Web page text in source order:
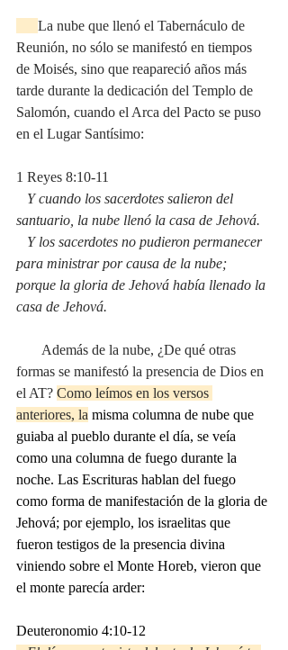
La nube que llenó el Tabernáculo de
Reunión, no sólo se manifestó en tiempos
de Moisés, sino que reapareció años más
tarde durante la dedicación del Templo de
Salomón, cuando el Arca del Pacto se puso
en el Lugar Santísimo:
1 Reyes 8:10-11
santuario, la nube llenó la casa de Jehová.
para ministrar por causa de la nube;
porque la gloria de Jehová había llenado la
casa de Jehová.
formas se manifestó la presencia de Dios en
el AT? Como leímos en los versos
anteriores, la misma columna de nube que
guiaba al pueblo durante el día, se veía
como una columna de fuego durante la
noche. Las Escrituras hablan del fuego
como forma de manifestación de la gloria de
Jehová; por ejemplo, los israelitas que
fueron testigos de la presencia divina
viniendo sobre el Monte Horeb, vieron que
el monte parecía arder:
Deuteronomio 4:10-12